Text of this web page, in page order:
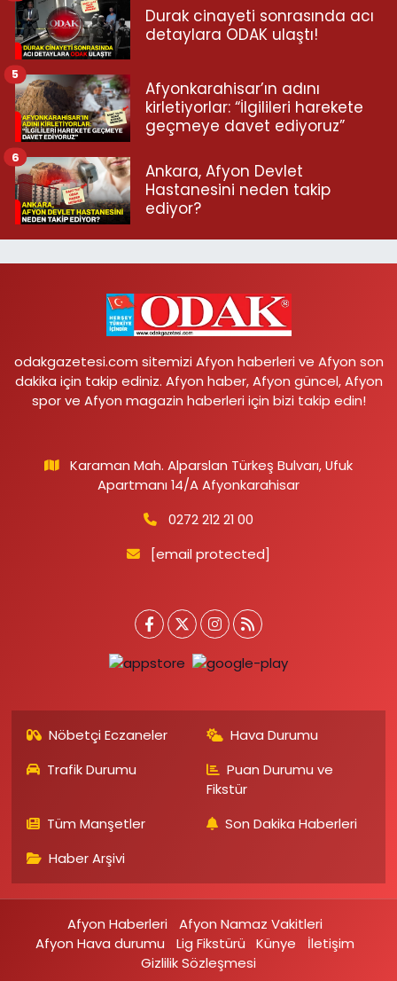
Durak cinayeti sonrasında acı
detaylara ODAK ulaştı!
Afyonkarahisar’ın adını
kirletiyorlar: “İlgilileri harekete
geçmeye davet ediyoruz”
5
Ankara, Afyon Devlet
Hastanesini neden takip
ediyor?
6
odakgazetesi.com sitemizi Afyon haberleri ve Afyon son
dakika için takip ediniz. Afyon haber, Afyon güncel, Afyon
spor ve Afyon magazin haberleri için bizi takip edin!
Karaman Mah. Alparslan Türkeş Bulvarı, Ufuk
Apartmanı 14/A Afyonkarahisar
0272 212 21 00
[email protected]
Nöbetçi Eczaneler
Hava Durumu
Trafik Durumu
Puan Durumu ve
Fikstür
Tüm Manşetler
Son Dakika Haberleri
Haber Arşivi
Afyon Haberleri
Afyon Namaz Vakitleri
Afyon Hava durumu
Lig Fikstürü Künye
İletişim
Gizlilik Sözleşmesi